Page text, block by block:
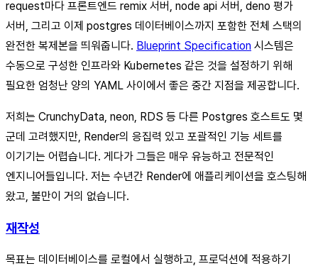
request마다 프론트엔드 remix 서버, node api 서버, deno 평가
서버, 그리고 이제 postgres 데이터베이스까지 포함한 전체 스택의
완전한 복제본을 띄워줍니다. Blueprint Specification 시스템은
수동으로 구성한 인프라와 Kubernetes 같은 것을 설정하기 위해
필요한 엄청난 양의 YAML 사이에서 좋은 중간 지점을 제공합니다.
저희는 CrunchyData, neon, RDS 등 다른 Postgres 호스트도 몇
군데 고려했지만, Render의 응집력 있고 포괄적인 기능 세트를
이기기는 어렵습니다. 게다가 그들은 매우 유능하고 전문적인
엔지니어들입니다. 저는 수년간 Render에 애플리케이션을 호스팅해
왔고, 불만이 거의 없습니다.
재작성
목표는 데이터베이스를 로컬에서 실행하고, 프로덕션에 적용하기